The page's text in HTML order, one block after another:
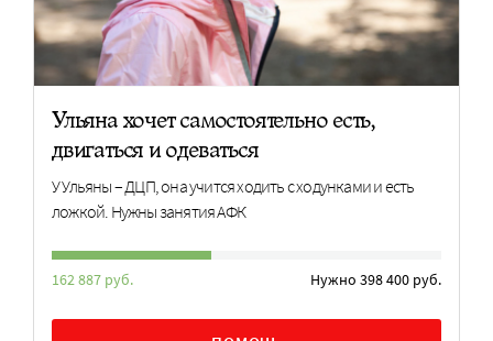
Ульяна хочет самостоятельно есть,
двигаться и одеваться
У Ульяны – ДЦП, она учится ходить с ходунками и есть
ложкой. Нужны занятия АФК
162 887 руб. Нужно 398 400 руб.